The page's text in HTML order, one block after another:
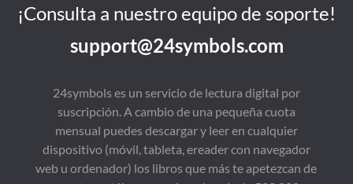
¡Consulta a nuestro equipo de soporte!
support@24symbols.com
24symbols es un servicio de lectura digital por
suscripción. A cambio de una pequeña cuota
mensual puedes descargar y leer en cualquier
dispositivo (móvil, tableta, ereader con navegador
web u ordenador) los libros que más te apetezcan de